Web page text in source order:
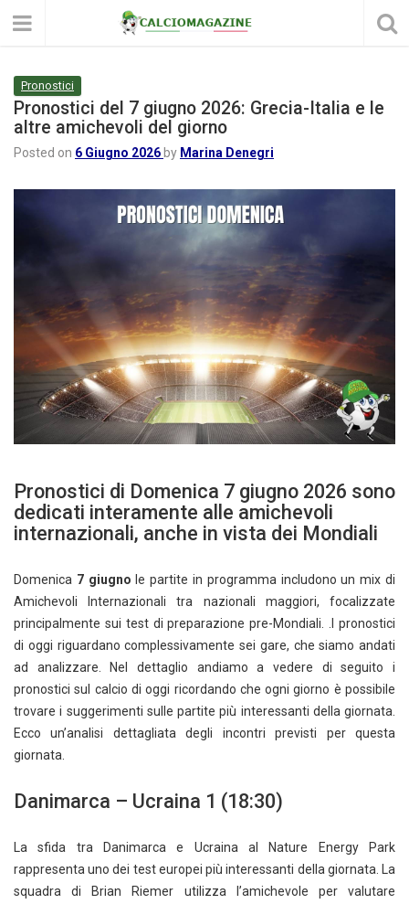
Pronostici
Pronostici del 7 giugno 2026: Grecia-Italia e le
altre amichevoli del giorno
Posted on 6 Giugno 2026 by Marina Denegri
Pronostici di Domenica 7 giugno 2026 sono
dedicati interamente alle amichevoli
internazionali, anche in vista dei Mondiali
Domenica 7 giugno le partite in programma includono un mix di
Amichevoli Internazionali tra nazionali maggiori, focalizzate
principalmente sui test di preparazione pre-Mondiali. .I pronostici
di oggi riguardano complessivamente sei gare, che siamo andati
ad analizzare. Nel dettaglio andiamo a vedere di seguito i
pronostici sul calcio di oggi ricordando che ogni giorno è possibile
trovare i suggerimenti sulle partite più interessanti della giornata.
Ecco un’analisi dettagliata degli incontri previsti per questa
giornata.
Danimarca – Ucraina 1 (18:30)
La sfida tra Danimarca e Ucraina al Nature Energy Park
rappresenta uno dei test europei più interessanti della giornata. La
squadra di Brian Riemer utilizza l’amichevole per valutare